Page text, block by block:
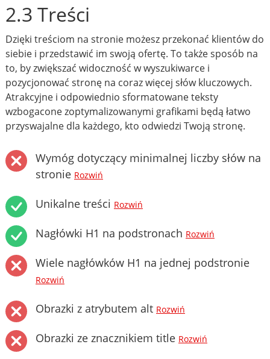
2.3 Treści
Dzięki treściom na stronie możesz przekonać klientów do
siebie i przedstawić im swoją ofertę. To także sposób na
to, by zwiększać widoczność w wyszukiwarce i
pozycjonować stronę na coraz więcej słów kluczowych.
Atrakcyjne i odpowiednio sformatowane teksty
wzbogacone zoptymalizowanymi grafikami będą łatwo
przyswajalne dla każdego, kto odwiedzi Twoją stronę.
Wymóg dotyczący minimalnej liczby słów na
stronie Rozwiń
Unikalne treści Rozwiń
Nagłówki H1 na podstronach Rozwiń
Wiele nagłówków H1 na jednej podstronie
Rozwiń
Obrazki z atrybutem alt Rozwiń
Obrazki ze znacznikiem title Rozwiń